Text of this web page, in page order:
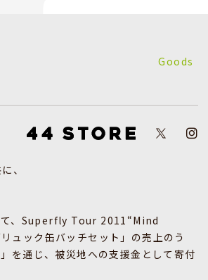
Goods
、
て、Superfly Tour 2011“Mind
ュック缶バッチセット」の売上のう
」を通じ、被災地への支援金として寄付